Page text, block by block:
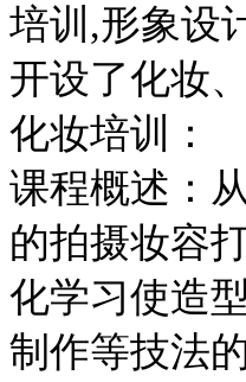
培训,形象设
开设了化妆
化妆培训：
课程概述：
的拍摄妆容
化学习使造
制作等技法